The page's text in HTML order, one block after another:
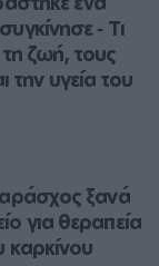
‑ Τι
ζωή, τους
την υγεία του
ξανά
για θεραπεία
καρκίνου